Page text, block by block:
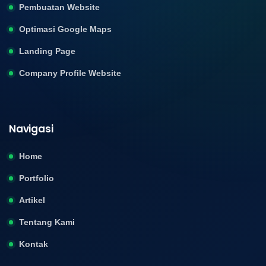
Pembuatan Website
Optimasi Google Maps
Landing Page
Company Profile Website
Navigasi
Home
Portfolio
Artikel
Tentang Kami
Kontak